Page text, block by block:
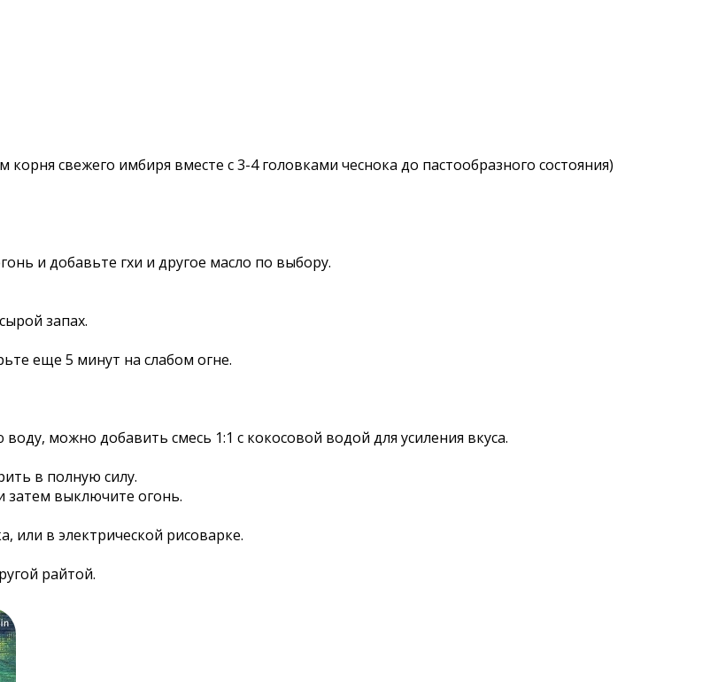
корня свежего имбиря вместе с 3-4 головками чеснока до пастообразного состояния)
и добавьте гхи и другое масло по выбору.
запах.
еще 5 минут на слабом огне.
можно добавить смесь 1:1 с кокосовой водой для усиления вкуса.
в полную силу.
затем выключите огонь.
или в электрической рисоварке.
райтой.